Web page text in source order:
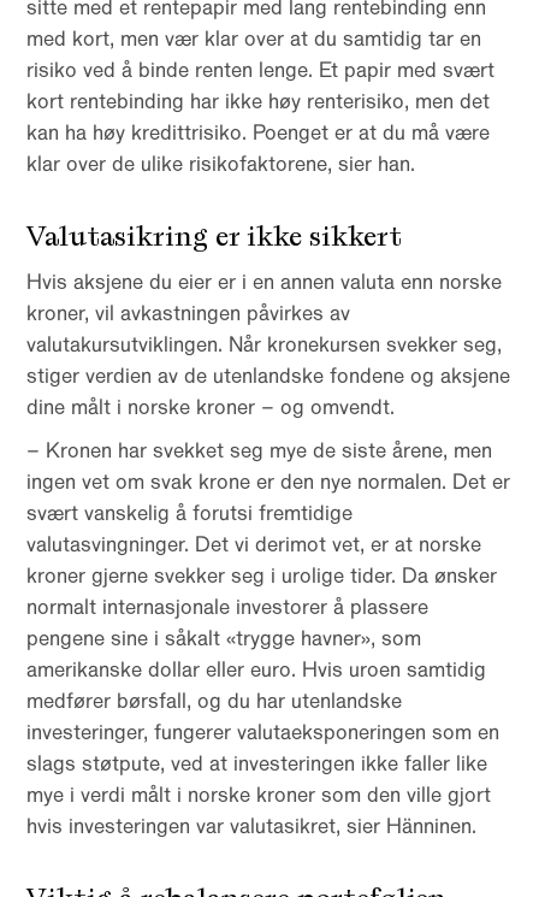
sitte med et rentepapir med lang rentebinding enn
med kort, men vær klar over at du samtidig tar en
risiko ved å binde renten lenge. Et papir med svært
kort rentebinding har ikke høy renterisiko, men det
kan ha høy kredittrisiko. Poenget er at du må være
klar over de ulike risikofaktorene, sier han.
Valutasikring er ikke sikkert
Hvis aksjene du eier er i en annen valuta enn norske
kroner, vil avkastningen påvirkes av
valutakursutviklingen. Når kronekursen svekker seg,
stiger verdien av de utenlandske fondene og aksjene
dine målt i norske kroner – og omvendt.
– Kronen har svekket seg mye de siste årene, men
ingen vet om svak krone er den nye normalen. Det er
svært vanskelig å forutsi fremtidige
valutasvingninger. Det vi derimot vet, er at norske
kroner gjerne svekker seg i urolige tider. Da ønsker
normalt internasjonale investorer å plassere
pengene sine i såkalt «trygge havner», som
amerikanske dollar eller euro. Hvis uroen samtidig
medfører børsfall, og du har utenlandske
investeringer, fungerer valutaeksponeringen som en
slags støtpute, ved at investeringen ikke faller like
mye i verdi målt i norske kroner som den ville gjort
hvis investeringen var valutasikret, sier Hänninen.